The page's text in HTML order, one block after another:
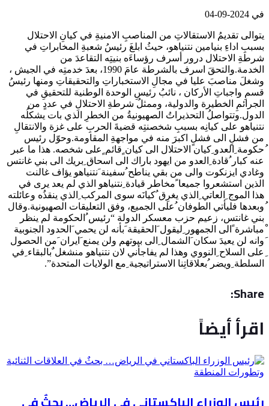
في
يتوالى تقديمُ الاستقالاتِ من المناصبِ الامنيةِ في كيانِ الاحتلال
بسببِ اداءِ بنيامين نتنياهو، حيثُ ابلغَ رئيسُ شعبةِ المخابراتِ في
شرطةِ الاحتلال درور أسرف رؤساءَه بنيتِه التقاعدَ من
الخدمة.والتحقَ اسرف بالشرطة عامَ 1990، بعدَ خدمتِه في الجيش ،
وشغلَ مناصبَ عليا في مجالِ الاستخباراتِ والتحقيقاتِ ومنها رئيسُ
قسمِ واجباتِ الأركان ، نائبُ رئيسِ الوحدة الوطنية للتحقيقِ في
الجرائمِ الخطيرة والدولية، وممثلُ شرطةِ الاحتلالِ في عددٍ من
الدول.وتتواصلُ التحذيراتُ الصهيونيةُ من الخطرِ الذي بات يشكلُه
نتنياهو على كيانِه بسببِ شخصنتِه قضيةَ الحربِ على غزة والانتقالِ
من فشلٍ الى فشلٍ اكبرَ منه في مواجهةِ المقاومة.وحوّل رئيس
ُحكومة ِالعدو ِكيان الاحتلال الى كيان ٍقائم ٍعلى شخصه. هذا ما عبر
عنه كبار ُقادة ِالعدو من ايهود باراك الى اسحاق ِبريك الى بني غانتس
وغادي ايزنكوت والى من بقي يناطح ُسفينة َنتنياهو يؤاف غالنت
الذين استشعروا جميعا ًمخاطر قيادة ِنتنياهو الذي لم يعد يرى في
هذا الموج ِالعاتي ِالذي يغرِق ُكيانَه سوى المركب ِالذي ينقذُه وعائلته
ُوبعدها فليأتي الطوفان ُعلى الجميع، وفق التعليقات الصهيونية.وقال
بني غانتس، زعيم حزب معسكر الدولة “رئيس ُالحكومة لم ينظر
ْمباشرة ًالى الجمهور ِليقول َالحقيقة َبأنه لن يحمي َالحدود الجنوبية
َوانه لن يعيدَ سكان َالشمال ِالى بيوتهم ولن يمنع َايران َمن الحصول
ِعلى السلاح ِالنووي وهذا لم يفاجأني لان نتنياهو منشغل ٌبالبقاء ِفي
السلطة ِويضر ُبعلاقاتِنا الاستراتيجية ِمع الولايات المتحدة”.
Share:
اقرأ أيضاً